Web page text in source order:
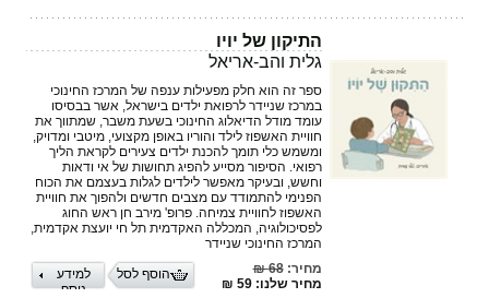
התיקון של יויו
גלית והב-אריאל
ספר זה הוא חלק מפעילות ענפה של המרכז החינוכי
במרכז שניידר לרפואת ילדים בישראל, אשר בבסיסו
עומד מודל הדיאלוג החינוכי בשעת משבר, שמתווך את
חוויית האשפוז לילד והוריו באופן מקצועי, מיטבי ומדויק,
ומשמש כלי תומך להכנת ילדים צעירים לקראת הליך
רפואי. הסיפור מסייע להפיג תחושות של אי ודאות
וחשש, ובעיקר מאפשר לילדים לגלות בעצמם את הכוח
הפנימי להתמודד עם מצבים חדשים ולהפוך את חוויית
האשפוז לחוויית צמיחה. פרופ' מירב חן ראש החוג
לפסיכולוגיה, המכללה האקדמית תל חי יועצת אקדמית,
המרכז החינוכי שניידר
מחיר:68 ₪
מחיר שלנו: 59 ₪
למידע
נוסף
הוסף לסל